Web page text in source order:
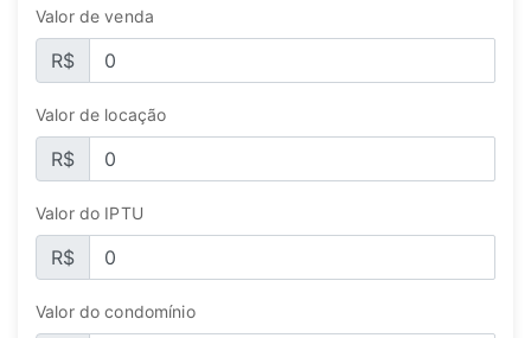
Valor de venda
R$
Valor de locação
R$
Valor do IPTU
R$
Valor do condomínio